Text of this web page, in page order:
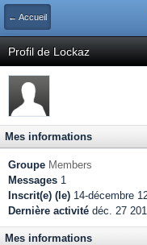
← Accueil
Profil de Lockaz
Mes informations
Groupe Members
Messages 1
Inscrit(e) (le) 14-décembre
Dernière activité déc. 27
Mes informations